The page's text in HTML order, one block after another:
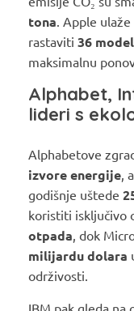
tona . Apple
rastaviti 36
maksimalnu
Alphabet,
lideri s
Alphabetove
izvore energije ,
godišnje uštede
koristiti isključivo
otpada , dok
milijardu dolara
održivosti.
IBM pak gleda na